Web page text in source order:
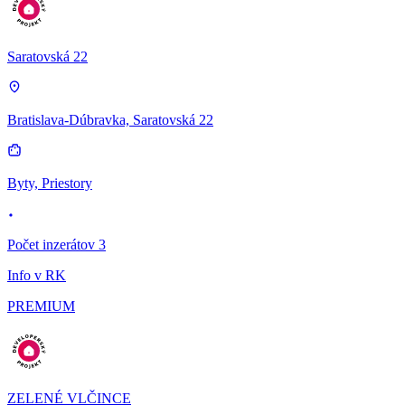
Saratovská 22
Bratislava-Dúbravka, Saratovská 22
Byty, Priestory
Počet inzerátov 3
Info v RK
PREMIUM
ZELENÉ VLČINCE